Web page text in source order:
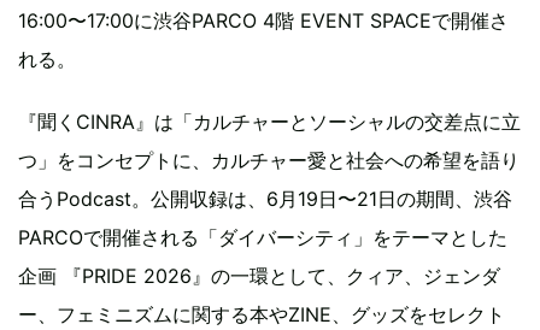
16:00〜17:00に渋谷PARCO 4階 EVENT SPACEで開催さ
れる。
『聞くCINRA』は「カルチャーとソーシャルの交差点に立
つ」をコンセプトに、カルチャー愛と社会への希望を語り
合うPodcast。公開収録は、6月19日〜21日の期間、渋谷
PARCOで開催される「ダイバーシティ」をテーマとした
企画 『PRIDE 2026』の一環として、クィア、ジェンダ
ー、フェミニズムに関する本やZINE、グッズをセレクト